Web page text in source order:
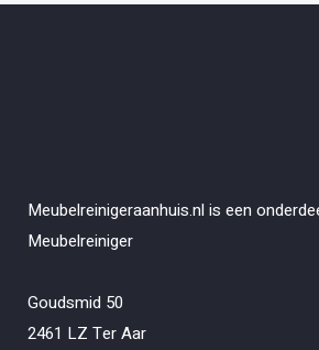
Meubelreinigeraanhuis.nl is een
Meubelreiniger
Goudsmid 50
2461 LZ Ter Aar